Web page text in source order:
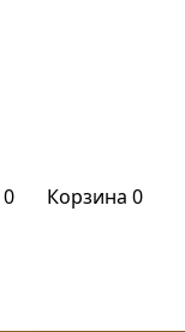
0 Корзина 0